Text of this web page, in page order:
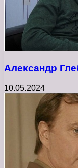
Александр
10.05.2024